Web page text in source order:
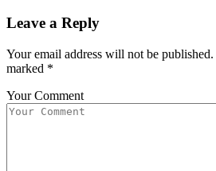
Leave a Reply
Your email address will not be published.
marked *
Your Comment